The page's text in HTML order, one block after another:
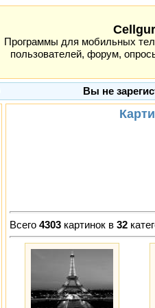
Программы для мобильных
пользователей, форум,
Вы не
Всего 4303 картинок в 32